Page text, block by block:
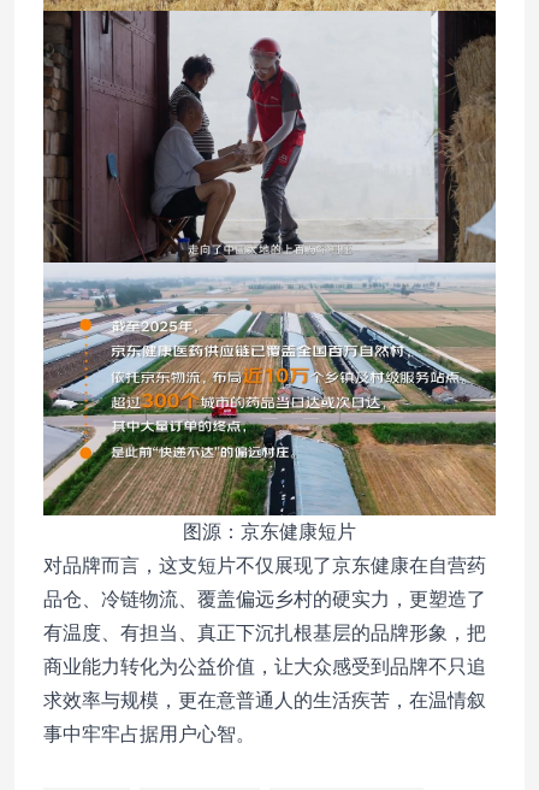
图源：京东健康短片
对品牌而言，这支短片不仅展现了京东健康在自营药
品仓、冷链物流、覆盖偏远乡村的硬实力，更塑造了
有温度、有担当、真正下沉扎根基层的品牌形象，把
商业能力转化为公益价值，让大众感受到品牌不只追
求效率与规模，更在意普通人的生活疾苦，在温情叙
事中牢牢占据用户心智。